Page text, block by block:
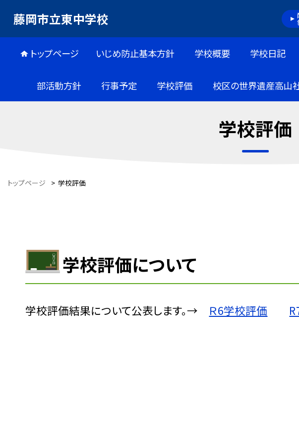
藤岡市立東中学校
トップページ いじめ防止基本方針 学校概要 学校日記
部活動方針 行事予定 学校評価 校区の世界遺産高山
学校評価
トップページ > 学校評価
学校評価について
学校評価結果について公表します。→ Ｒ6学校評価